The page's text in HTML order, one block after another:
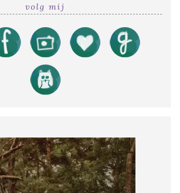
volg mij